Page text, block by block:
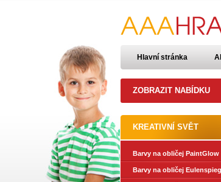
Hlavní stránka
ZOBRAZIT NABÍDKU
KREATIVNÍ SVĚT
Barvy na obličej PaintGlow
Barvy na obličej